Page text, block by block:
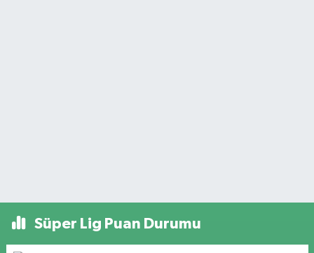
Süper Lig Puan Durumu